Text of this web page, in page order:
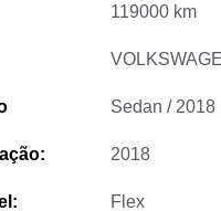
119000 km
Sedan / 2018
2018
Flex